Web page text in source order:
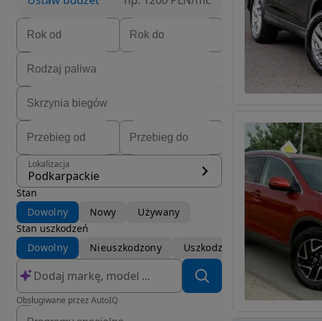
Lokalizacja
Podkarpackie
Stan
Dowolny
Nowy
Używany
Stan uszkodzeń
Dowolny
Nieuszkodzony Uszkodzony
Obsługiwane przez AutoIQ